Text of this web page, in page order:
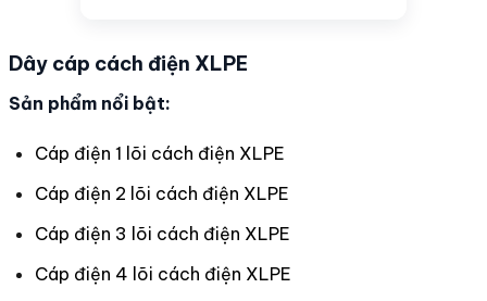
Dây cáp cách điện XLPE
Sản phẩm nổi bật:
Cáp điện 1 lõi cách điện XLPE
Cáp điện 2 lõi cách điện XLPE
Cáp điện 3 lõi cách điện XLPE
Cáp điện 4 lõi cách điện XLPE